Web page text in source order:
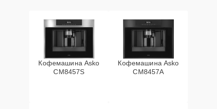
Кофемашина Asko
CM8457S
Кофемашина Asko
CM8457A